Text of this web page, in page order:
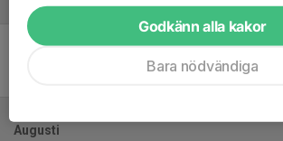
Juli
Sön 19
Gammelstads IF - Lira BK Blå
Gammelstads IP (A-planen)
Augusti
Godkänn alla kakor
Bara nödvändiga